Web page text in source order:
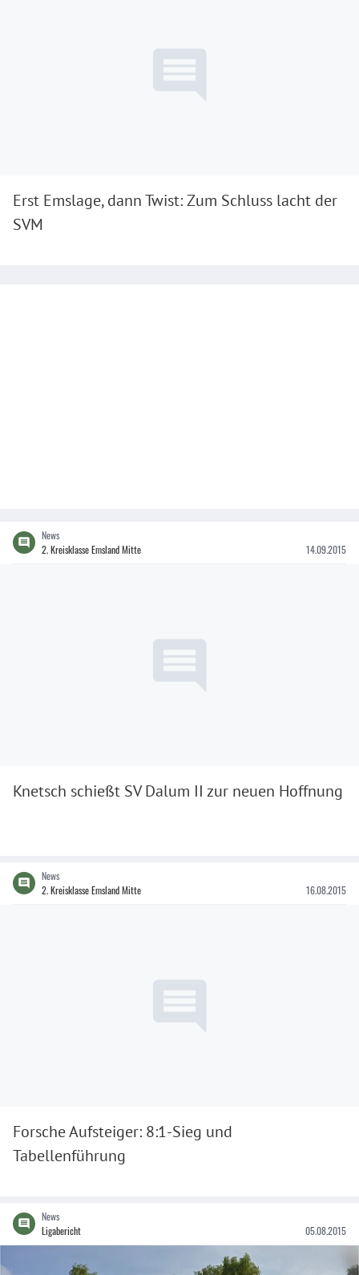
Erst Emslage, dann Twist: Zum Schluss lacht der
SVM
News
2. Kreisklasse Emsland Mitte
14.09.2015
Knetsch schießt SV Dalum II zur neuen Hoffnung
News
2. Kreisklasse Emsland Mitte
16.08.2015
Forsche Aufsteiger: 8:1-Sieg und
Tabellenführung
News
Ligabericht
05.08.2015